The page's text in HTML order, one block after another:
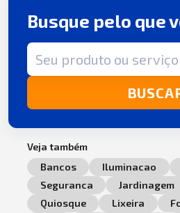
Busque pelo que
Termo de busca
Veja também
Bancos
Iluminacao
Seguranca
Jardinagem
Quiosque
Lixeira